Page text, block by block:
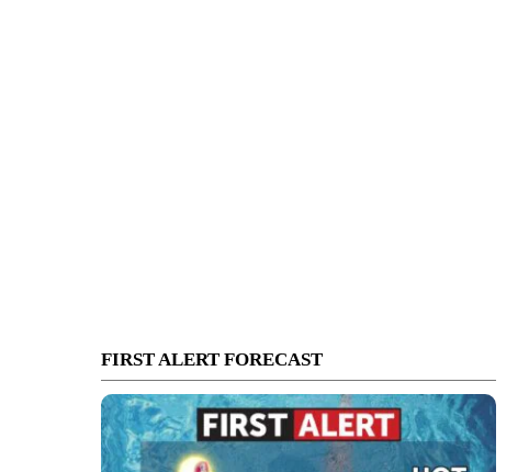
FIRST ALERT FORECAST